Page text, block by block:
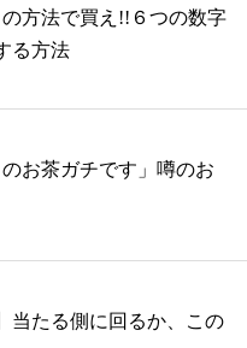
方法で買え!!６つの数字
る方法
お茶ガチです」噂のお
当たる側に回るか、この